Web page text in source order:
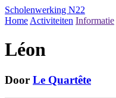
Scholenwerking N22
Home Activiteiten Informatie
Léon
Door Le Quartête